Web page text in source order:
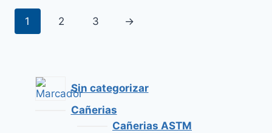
1 2 3 →
Sin categorizar
Cañerias
Cañerias ASTM